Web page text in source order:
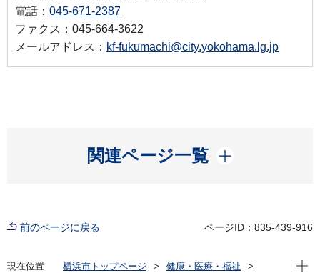
電話： 045-671-2387
ファクス：045-664-3622
メールアドレス： kf-fukumachi@city.yokohama.lg.jp
関連ページ一覧
開く
前のページに戻る ページID：835-439-916
現在位置 横浜市トップページ
健康・医療・福祉
現在